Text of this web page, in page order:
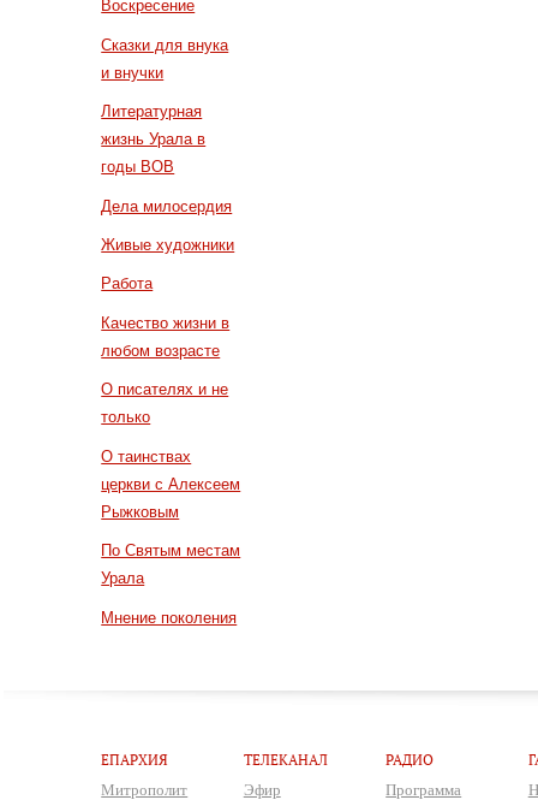
Воскресение
Сказки для внука
и внучки
Литературная
жизнь Урала в
годы ВОВ
Дела милосердия
Живые художники
Работа
Качество жизни в
любом возрасте
О писателях и не
только
О таинствах
церкви с Алексеем
Рыжковым
По Святым местам
Урала
Мнение поколения
ЕПАРХИЯ
Митрополит
ТЕЛЕКАНАЛ
Эфир
РАДИО
Программа